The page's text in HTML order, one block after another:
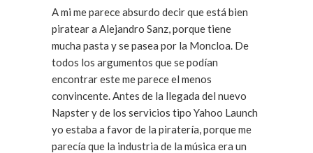
A mi me parece absurdo decir que está bien
piratear a Alejandro Sanz, porque tiene
mucha pasta y se pasea por la Moncloa. De
todos los argumentos que se podían
encontrar este me parece el menos
convincente. Antes de la llegada del nuevo
Napster y de los servicios tipo Yahoo Launch
yo estaba a favor de la piratería, porque me
parecía que la industria de la música era un